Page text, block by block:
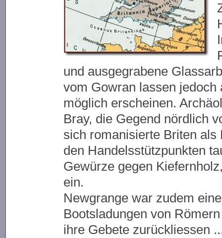
und ausgegrabene
vom Gowran lassen
möglich erscheinen.
Bray, die Gegend nördlich
sich romanisierte Briten
den Handelsstützpunkten
Gewürze gegen
ein.
Newgrange war zudem
Bootsladungen von
ihre Gebete zurückliessen